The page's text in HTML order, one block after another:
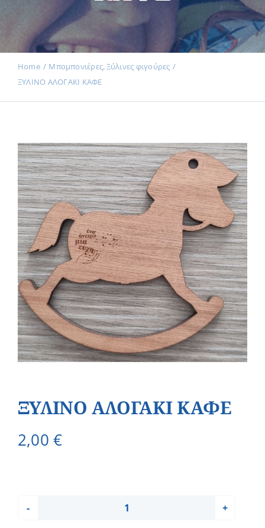
Εκδηλώσεις
Προϊόντα
Επικοινωνία
Εισφορές
Home Μπομπονιέρες Ξύλινες φιγούρες
ΞΥΛΙΝΟ ΑΛΟΓΑΚΙ ΚΑΦΕ
ΞΥΛΙΝΟ ΑΛΟΓΑΚΙ ΚΑΦΕ
2,00€